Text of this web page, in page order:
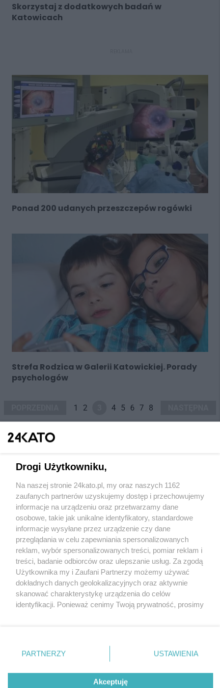
Skorzystaj z dodatkowych badań w
Katowicach
Ponad 200 udanych przeszczepów rogówki
Strefa Rodzica w Galerii Katowickiej. Porady
psychologów
1 2 4 5 6 7 8
Wydawca mediów lokalnych
Nie zapomnij
zapoznać się z:
polityką prywatności regulamin korzystania z portali
Twojemiasto
Piekary Śląskie
Chorzów
Tarnowskie Góry
Gliwice
Skontakuj sięz nami
Kontakt
Wydawca
Redakcja
Drogi Użytkowniku,
Na naszej stronie 24kato.pl, my oraz naszych 1162
zaufanych partnerów uzyskujemy dostęp i przechowujemy
informacje na urządzeniu oraz przetwarzamy dane
osobowe, takie jak unikalne identyfikatory, standardowe
informacje wysyłane przez urządzenie czy dane
przeglądania w celu zapewniania spersonalizowanych
reklam, wybór spersonalizowanych treści, pomiar reklam i
treści, badanie odbiorców oraz ulepszanie usług. Za zgodą
Użytkownika my i Zaufani Partnerzy możemy używać
dokładnych danych geolokalizacyjnych oraz aktywnie
skanować charakterystykę urządzenia do celów
identyfikacji. Ponieważ cenimy Twoją prywatność, prosimy
prywatności znajdujący się w lewym dolnym rogu strony
. Niektóre rodzaje przetwarzania danych nie wymagają
zgody użytkownika, ale masz prawo sprzeciwić się
takiemu przetwarzaniu. Preferencje będą miały
PARTNERZY USTAWIENIA
Akceptuję